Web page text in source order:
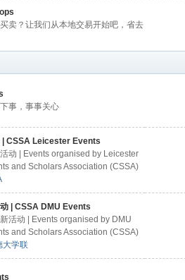
卖？让我们从本地交易开始吧，省去
事，事事关心
| CSSA Leicester Events
动 | Events organised by Leicester
and Scholars Association (CSSA)
| CSSA DMU Events
活动 | Events organised by DMU
and Scholars Association (CSSA)
大学联